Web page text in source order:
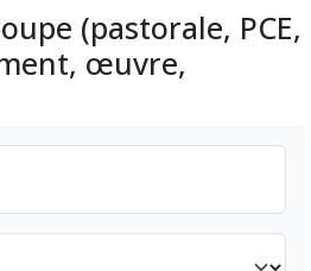
(pastorale, PCE,
œuvre,